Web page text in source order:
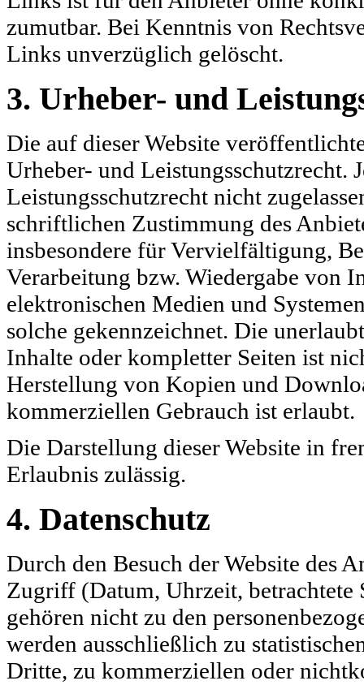
zumutbar. Bei Kenntnis von
Links unverzüglich gelöscht.
3. Urheber- und
Die auf dieser Website
Urheber- und Leistungsschutzrecht.
Leistungsschutzrecht nicht
schriftlichen Zustimmung des
insbesondere für Vervielfältigung,
Verarbeitung bzw. Wiedergabe von
elektronischen Medien und
solche gekennzeichnet. Die
Inhalte oder kompletter Seiten ist
Herstellung von Kopien und
kommerziellen Gebrauch ist erlaubt.
Die Darstellung dieser Website in
Erlaubnis zulässig.
4. Datenschutz
Durch den Besuch der Website des
Zugriff (Datum, Uhrzeit, betrachtete
gehören nicht zu den
werden ausschließlich zu
Dritte, zu kommerziellen oder